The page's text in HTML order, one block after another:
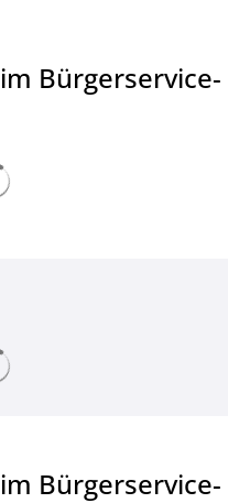
Bürgerservice-
Bürgerservice-